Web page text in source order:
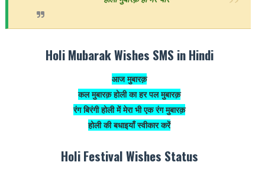
Holi Mubarak Wishes SMS in Hindi
आज मुबारक़
कल मुबारक़ होली का हर पल मुबारक़
रंग बिरंगी होली में मेरा भी एक रंग मुबारक़
होली की बधाइयाँ स्वीकार करें
Holi Festival Wishes Status